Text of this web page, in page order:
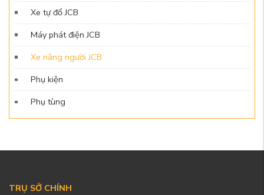
Xe tự đổ JCB
Máy phát điện JCB
Xe nâng người JCB
Phụ kiện
Phụ tùng
TRỤ SỞ CHÍNH